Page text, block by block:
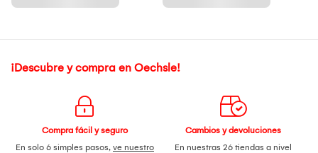
¡Descubre y compra en Oechsle!
Compra fácil y seguro
En solo 6 simples pasos, ve nuestro
Cambios y devoluciones
En nuestras 26 tiendas a nivel